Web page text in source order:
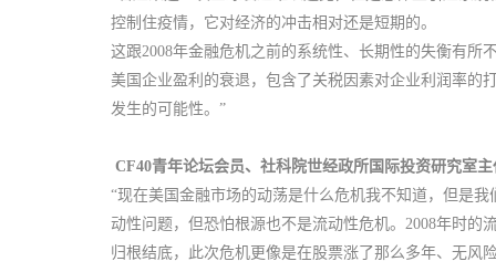
控制住疫情，它对经济的冲击相对还是短期的。
这跟2008年金融危机之前的系统性、长期性的失衡有
美国企业盈利的衰退，包含了关税因素对企业利润率的
发生的可能性。”
CF40青年论坛会员、社科院世经政所国际投资研究室
“现在美国金融市场的动荡是什么危机我不知道，但是
动性问题，但恐怕根源也不是流动性危机。2008年时
归根结底，此次危机更像是在股票涨了那么多年、无风